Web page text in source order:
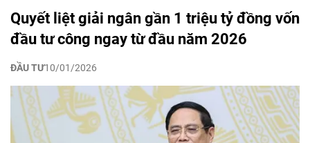
Quyết liệt giải ngân gần 1 triệu tỷ đồng vốn
đầu tư công ngay từ đầu năm 2026
ĐẦU TƯ10/01/2026